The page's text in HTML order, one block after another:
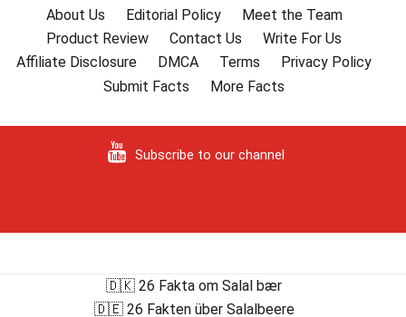
About Us Editorial Policy
Meet the Team
Product Review
Contact Us
Write For Us
Affiliate Disclosure
DMCA Terms
Privacy Policy
Submit Facts
More Facts
Subscribe to our channel
🇩🇰 26 Fakta om Salal bær
🇩🇪 26 Fakten über Salalbeere